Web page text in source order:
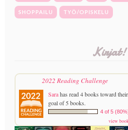
SHOPPAILU TYÖ/OPISKELU
Kirjat!
2022 Reading Challenge
Sarahas read 4 books toward their
goal of 5 books.
4 of 5
view